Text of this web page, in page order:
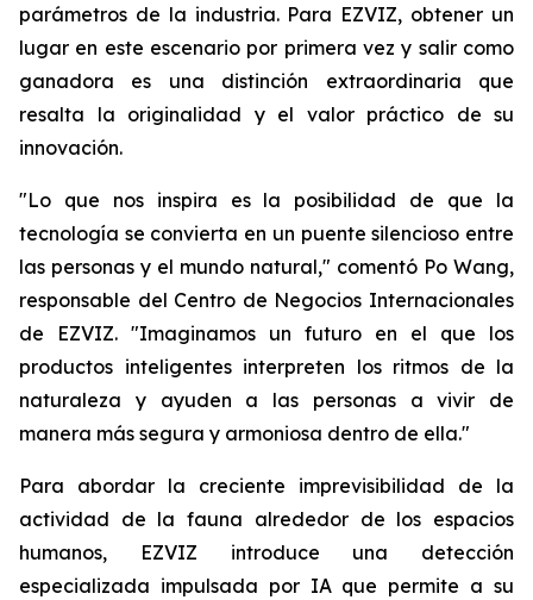
parámetros de la industria. Para EZVIZ, obtener un
lugar en este escenario por primera vez y salir como
ganadora es una distinción extraordinaria que
resalta la originalidad y el valor práctico de su
innovación.
"Lo que nos inspira es la posibilidad de que la
tecnología se convierta en un puente silencioso entre
las personas y el mundo natural," comentó Po Wang,
responsable del Centro de Negocios Internacionales
de EZVIZ. "Imaginamos un futuro en el que los
productos inteligentes interpreten los ritmos de la
naturaleza y ayuden a las personas a vivir de
manera más segura y armoniosa dentro de ella."
Para abordar la creciente imprevisibilidad de la
actividad de la fauna alrededor de los espacios
humanos, EZVIZ introduce una detección
especializada impulsada por IA que permite a su